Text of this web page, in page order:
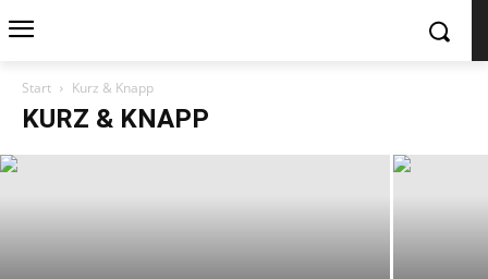
Start Kurz & Knapp
KURZ & KNAPP
ETHIK SOCIETY zeichnet Corinna
Kohfink / corsensys aus